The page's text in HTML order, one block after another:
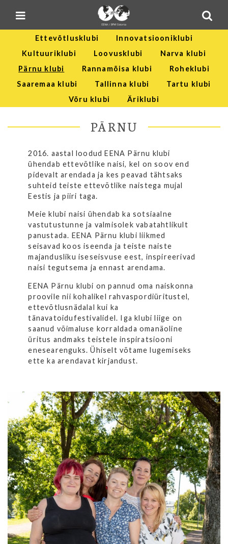
Sulge menüü
Blogi
E-pood
Kontakt
Minu BPW
In English
Ettevõtlusklubi
Innovatsiooniklubi
Kultuuriklubi
Loovusklubi
Narva klubi
Pärnu klubi
Rannamõisa klubi
Roheklubi
Saaremaa klubi
Tallinna klubi
Tartu klubi
Võru klubi
Äriklubi
PÄRNU
2016. aastal loodud EENA Pärnu klubi
ühendab ettevõtlike naisi, kel on soov end
pidevalt arendada ja kes peavad tähtsaks
suhteid teiste ettevõtlike naistega mujal
Eestis ja piiri taga.
Meie klubi naisi ühendab ka sotsiaalne
vastutustunne ja valmisolek vabatahtlikult
panustada. EENA Pärnu klubi liikmed
seisavad koos iseenda ja teiste naiste
majandusliku iseseisvuse eest, inspireerivad
naisi tegutsema ja ennast arendama.
EENA Pärnu klubi on pannud oma naiskonna
proovile nii kohalikel rahvaspordiüritustel,
ettevõtlusnädalal kui ka
tänavatoidufestivalidel. Iga klubi liige on
saanud võimaluse korraldada omanäoline
üritus andmaks teistele inspiratsiooni
enesearenguks. Ühiselt võtame lugemiseks
ette ka arendavat kirjandust.